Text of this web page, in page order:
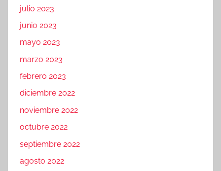
julio 2023
junio 2023
mayo 2023
marzo 2023
febrero 2023
diciembre 2022
noviembre 2022
octubre 2022
septiembre 2022
agosto 2022